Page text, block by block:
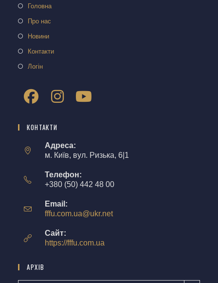
Головна
Про нас
Новини
Контакти
Логін
КОНТАКТИ
Адреса:
м. Київ, вул. Ризька, 6|1
Телефон:
+380 (50) 442 48 00
Email:
fffu.com.ua@ukr.net
Сайт:
https://fffu.com.ua
АРХІВ